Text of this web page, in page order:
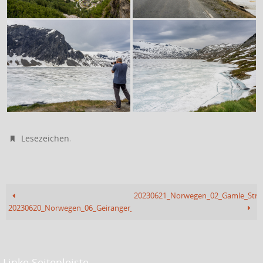
Lesezeichen.
20230620_Norwegen_06_Geiranger_Wasserfall